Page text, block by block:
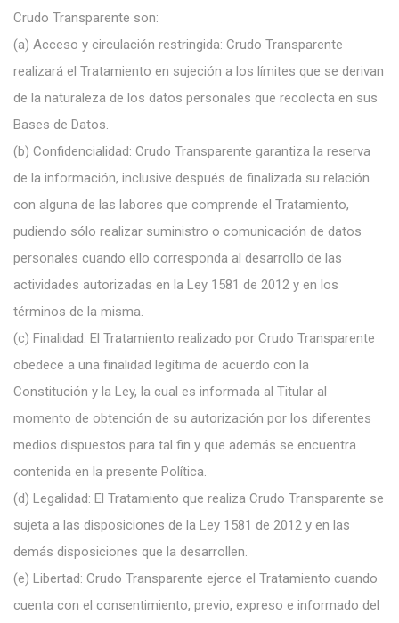
Crudo Transparente son:
(a) Acceso y circulación restringida: Crudo Transparente
realizará el Tratamiento en sujeción a los límites que se derivan
de la naturaleza de los datos personales que recolecta en sus
Bases de Datos.
(b) Confidencialidad: Crudo Transparente garantiza la reserva
de la información, inclusive después de finalizada su relación
con alguna de las labores que comprende el Tratamiento,
pudiendo sólo realizar suministro o comunicación de datos
personales cuando ello corresponda al desarrollo de las
actividades autorizadas en la Ley 1581 de 2012 y en los
términos de la misma.
(c) Finalidad: El Tratamiento realizado por Crudo Transparente
obedece a una finalidad legítima de acuerdo con la
Constitución y la Ley, la cual es informada al Titular al
momento de obtención de su autorización por los diferentes
medios dispuestos para tal fin y que además se encuentra
contenida en la presente Política.
(d) Legalidad: El Tratamiento que realiza Crudo Transparente se
sujeta a las disposiciones de la Ley 1581 de 2012 y en las
demás disposiciones que la desarrollen.
(e) Libertad: Crudo Transparente ejerce el Tratamiento cuando
cuenta con el consentimiento, previo, expreso e informado del